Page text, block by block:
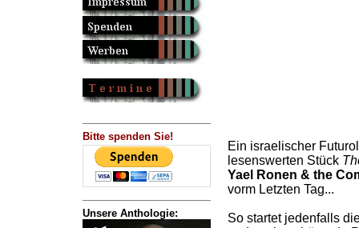
Bitte spenden Sie!
Unsere Anthologie:
Ein israelischer
lesenswerten Stück
Yael Ronen & the
vorm Letzten Tag...
So startet jedenfalls